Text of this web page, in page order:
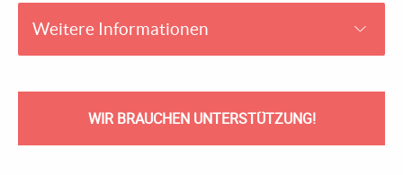
Weitere Informationen
WIR BRAUCHEN UNTERSTÜTZUNG!